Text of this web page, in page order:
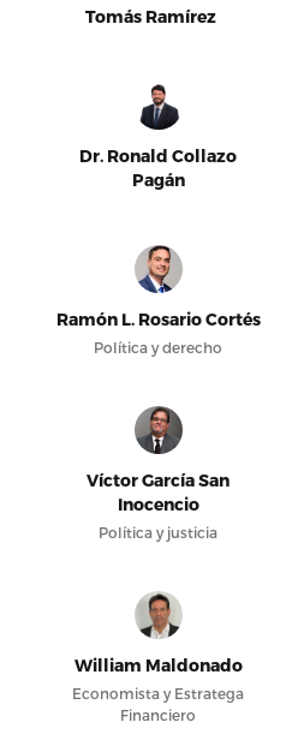
Tomás Ramírez
Dr. Ronald Collazo
Pagán
Ramón L. Rosario Cortés
Política y derecho
Víctor García San
Inocencio
Política y justicia
William Maldonado
Economista y Estratega
Financiero